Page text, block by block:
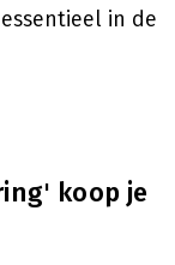
in de
koop je